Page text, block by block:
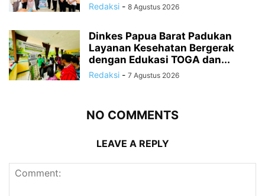
Redaksi - 8 Agustus 2026
Dinkes Papua Barat Padukan
Layanan Kesehatan Bergerak
dengan Edukasi TOGA dan...
Redaksi - 7 Agustus 2026
NO COMMENTS
LEAVE A REPLY